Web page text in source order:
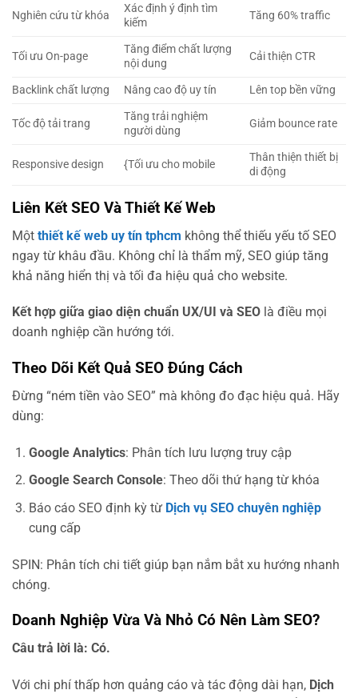
Nghiên cứu từ khóa
Xác định ý định tìm
kiếm
Tăng 60% traffic
Tối ưu On-page
Tăng điểm chất lượng
nội dung
Cải thiện CTR
Backlink chất lượng Nâng cao độ uy tín Lên top bền vững
Tốc độ tải trang
Tăng trải nghiệm
người dùng
Giảm bounce rate
Responsive design {Tối ưu cho mobile
Thân thiện thiết bị
di động
Liên Kết SEO Và Thiết Kế Web
Một thiết kế web uy tín tphcm không thể thiếu yếu tố SEO
ngay từ khâu đầu. Không chỉ là thẩm mỹ, SEO giúp tăng
khả năng hiển thị và tối đa hiệu quả cho website.
Kết hợp giữa giao diện chuẩn UX/UI và SEO là điều mọi
doanh nghiệp cần hướng tới.
Theo Dõi Kết Quả SEO Đúng Cách
Đừng “ném tiền vào SEO” mà không đo đạc hiệu quả. Hãy
dùng:
Google Analytics: Phân tích lưu lượng truy cập
Google Search Console: Theo dõi thứ hạng từ khóa
Báo cáo SEO định kỳ từ Dịch vụ SEO chuyên nghiệp
cung cấp
SPIN: Phân tích chi tiết giúp bạn nắm bắt xu hướng nhanh
chóng.
Doanh Nghiệp Vừa Và Nhỏ Có Nên Làm SEO?
Câu trả lời là: Có.
Với chi phí thấp hơn quảng cáo và tác động dài hạn, Dịch